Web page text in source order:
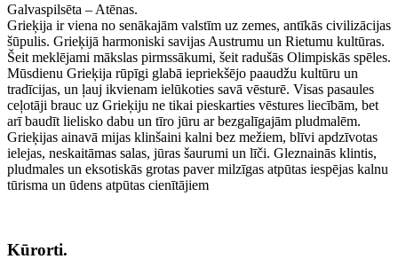
Galvaspilsēta – Atēnas.
Grieķija ir viena no senākajām valstīm uz zemes, antīkās civilizācijas
šūpulis. Grieķijā harmoniski savijas Austrumu un Rietumu kultūras.
Šeit meklējami mākslas pirmssākumi, šeit radušās Olimpiskās spēles.
Mūsdienu Grieķija rūpīgi glabā iepriekšējo paaudžu kultūru un
tradīcijas, un ļauj ikvienam ielūkoties savā vēsturē. Visas pasaules
ceļotāji brauc uz Grieķiju ne tikai pieskarties vēstures liecībām, bet
arī baudīt lielisko dabu un tīro jūru ar bezgalīgajām pludmalēm.
Grieķijas ainavā mijas klinšaini kalni bez mežiem, blīvi apdzīvotas
ielejas, neskaitāmas salas, jūras šaurumi un līči. Gleznainās klintis,
pludmales un eksotiskās grotas paver milzīgas atpūtas iespējas kalnu
tūrisma un ūdens atpūtas cienītājiem
Kūrorti.